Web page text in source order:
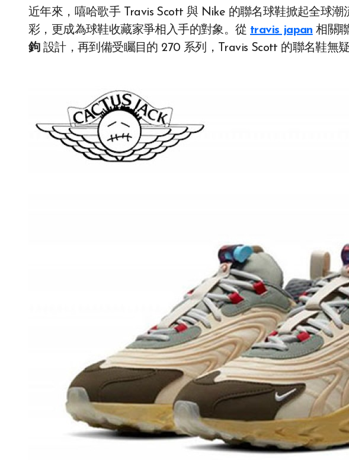
近年來，嘻哈歌手 Travis Scott 與 Nike 的聯名球鞋掀起全球潮流熱潮，不僅在街頭文化中大放異
彩，更成為球鞋收藏家爭相入手的對象。從 travis japan 相關
鉤設計，再到備受矚目的 270 系列，Travis Scott 的聯名鞋無